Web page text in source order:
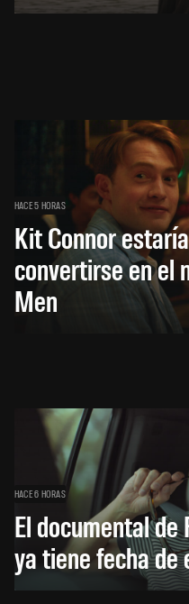
HACE 5 HORAS
Kit Connor
convertirse en el
Men
HACE 6 HORAS
El documental
ya tiene fecha